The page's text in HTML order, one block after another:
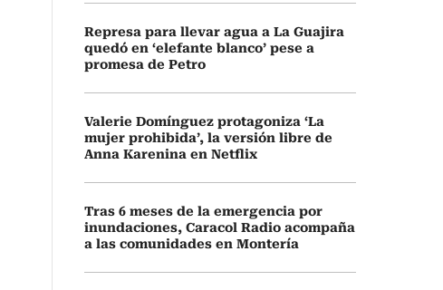
Represa para llevar agua a La Guajira
quedó en ‘elefante blanco’ pese a
promesa de Petro
Valerie Domínguez protagoniza ‘La
mujer prohibida’, la versión libre de
Anna Karenina en Netflix
Tras 6 meses de la emergencia por
inundaciones, Caracol Radio acompaña
a las comunidades en Montería